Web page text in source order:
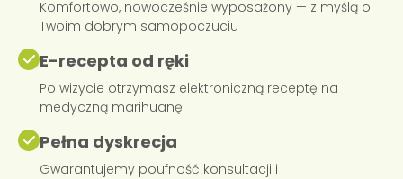
Komfortowo, nowocześnie wyposażony — z myślą o
Twoim dobrym samopoczuciu
E-recepta od ręki
Po wizycie otrzymasz elektroniczną receptę na
medyczną marihuanę
Pełna dyskrecja
Gwarantujemy poufność konsultacji i